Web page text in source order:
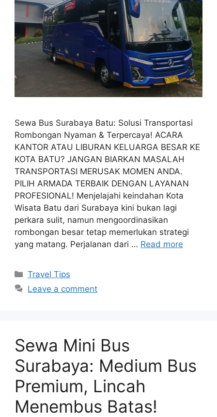
Sewa Bus Surabaya Batu: Solusi Transportasi
Rombongan Nyaman & Terpercaya! ACARA
KANTOR ATAU LIBURAN KELUARGA BESAR KE
KOTA BATU? JANGAN BIARKAN MASALAH
TRANSPORTASI MERUSAK MOMEN ANDA.
PILIH ARMADA TERBAIK DENGAN LAYANAN
PROFESIONAL! Menjelajahi keindahan Kota
Wisata Batu dari Surabaya kini bukan lagi
perkara sulit, namun mengoordinasikan
rombongan besar tetap memerlukan strategi
yang matang. Perjalanan dari … Read more
Travel Tips
Leave a comment
Sewa Mini Bus
Surabaya: Medium Bus
Premium, Lincah
Menembus Batas!